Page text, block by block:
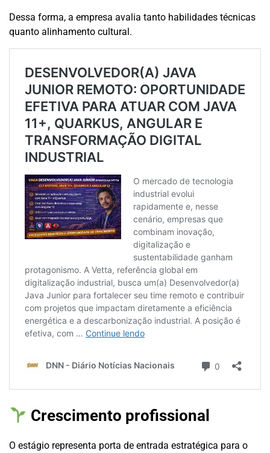
Dessa forma, a empresa avalia tanto habilidades técnicas
quanto alinhamento cultural.
Crescimento profissional
O estágio representa porta de entrada estratégica para o